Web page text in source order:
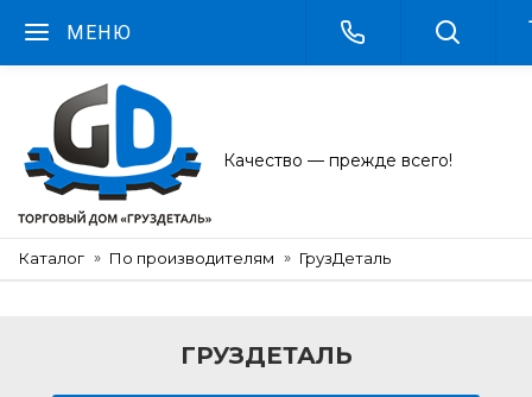
МЕНЮ
Качество — прежде всего!
Каталог По производителям ГрузДеталь
ГРУЗДЕТАЛЬ